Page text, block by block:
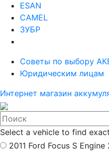
ESAN
CAMEL
ЗУБР
Советы по выбору
Юридическим лицам
Интернет магазин
Select a vehicle to find
2011 Ford Focus S Engine